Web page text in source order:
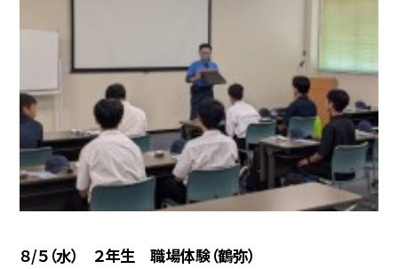
８/５（水） ２年生 職場体験（鶴弥）